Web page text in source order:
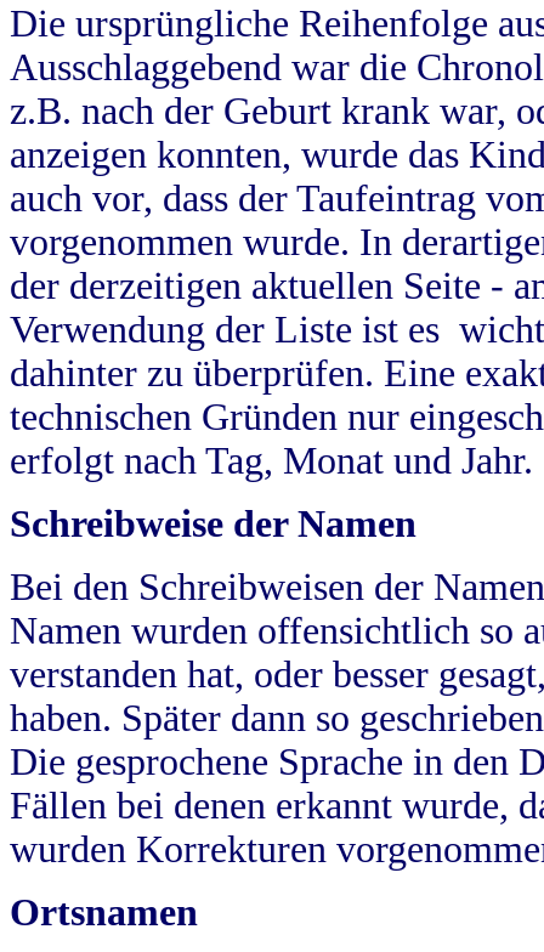
Die ursprüngliche Reihenfolge
Ausschlaggebend war die
z.B. nach der Geburt krank war,
anzeigen konnten, wurde das
auch vor, dass der Taufeintrag
vorgenommen wurde. In
der derzeitigen aktuellen Seite -
Verwendung der Liste ist es
dahinter zu überprüfen. Eine
technischen Gründen nur
erfolgt nach Tag, Monat und Jahr.
Schreibweise der Namen
Bei den Schreibweisen der
Namen wurden offensichtlich so
verstanden hat, oder besser
haben. Später dann so
Die gesprochene Sprache in
Fällen bei denen erkannt wurde,
wurden Korrekturen
Ortsnamen